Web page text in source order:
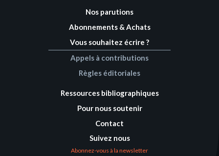
Nos parutions
Abonnements & Achats
Vous souhaitez écrire ?
Appels à contributions
Règles éditoriales
Ressources bibliographiques
Pour nous soutenir
Contact
Suivez nous
Abonnez-vous à la newsletter